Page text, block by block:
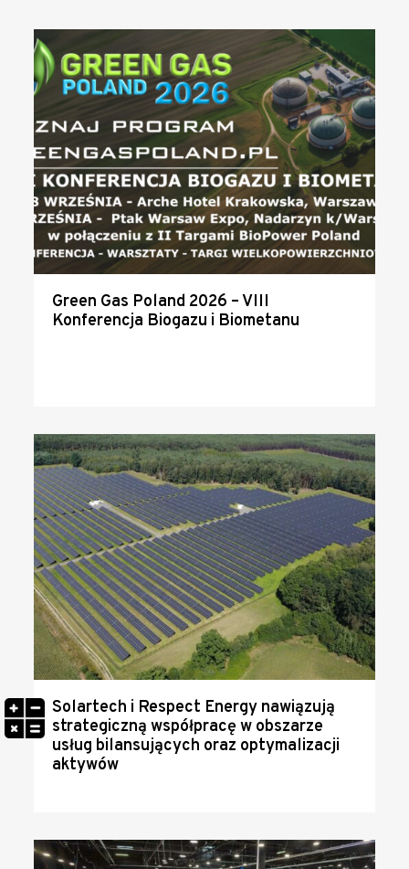
Green Gas Poland 2026 – VIII
Konferencja Biogazu i Biometanu
Solartech i Respect Energy nawiązują
strategiczną współpracę w obszarze
usług bilansujących oraz optymalizacji
aktywów